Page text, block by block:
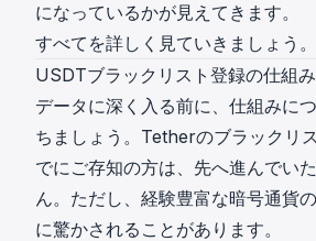
になっているかが見えてきます。
すべてを詳しく見ていきましょう。
USDTブラックリスト登録の仕組み
データに深く入る前に、仕組みに
ちましょう。Tetherのブラックリ
でにご存知の方は、先へ進んでい
ん。ただし、経験豊富な暗号通貨
に驚かされることがあります。